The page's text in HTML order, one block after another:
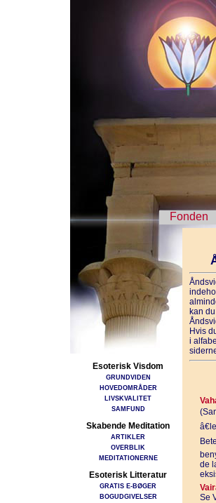
Fonden
Esoterisk Visdom
GRUNDVIDEN
HOVEDOMRÅDER
LIVSKVALITET
SAMFUND
Skabende Meditation
ARTIKLER
OVERBLIK
MEDITATIONERNE
Esoterisk Litteratur
GRATIS E-BØGER
BOGUDGIVELSER
kan
Hvis
i
de
Se